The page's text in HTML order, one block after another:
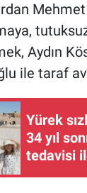
Aydın
ile taraf
Yürek
34 yıl
tedavisi